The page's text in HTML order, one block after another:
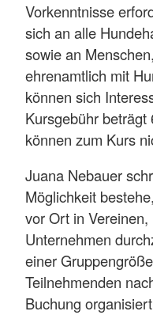
Vorkenntnisse
sich an alle
sowie an
ehrenamtlich mit
können sich
Kursgebühr
können zum Kurs
Juana Nebauer
Möglichkeit
vor Ort in
Unternehmen
einer
Teilnehmenden
Buchung